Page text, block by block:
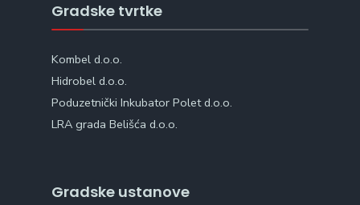
Gradske tvrtke
Kombel d.o.o.
Hidrobel d.o.o.
Poduzetnički Inkubator Polet d.o.o.
LRA grada Belišća d.o.o.
Gradske ustanove